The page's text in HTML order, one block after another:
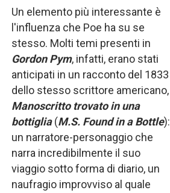
Un elemento più interessante è
l'influenza che Poe ha su se
stesso. Molti temi presenti in
Gordon Pym, infatti, erano stati
anticipati in un racconto del 1833
dello stesso scrittore americano,
Manoscritto trovato in una
bottiglia(M.S. Found in a Bottle):
un narratore-personaggio che
narra incredibilmente il suo
viaggio sotto forma di diario, un
naufragio improvviso al quale